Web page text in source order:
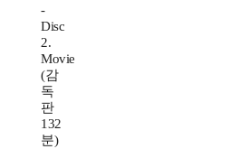
-
Disc
2.
Movie
(감
독
판
132
분)